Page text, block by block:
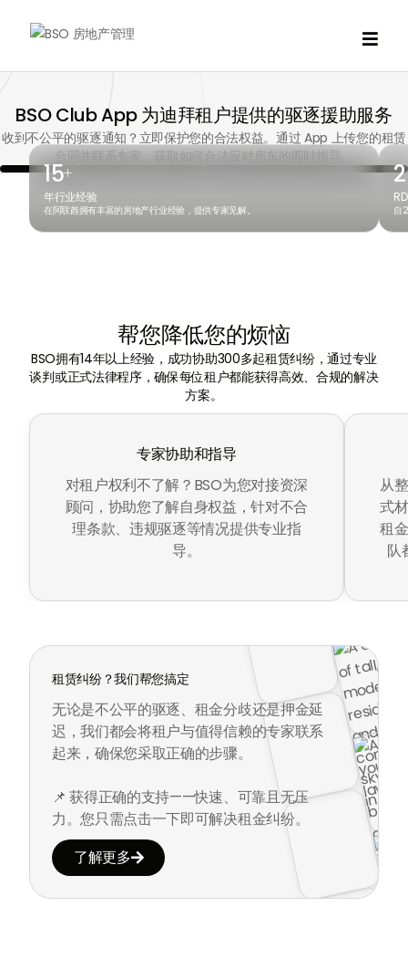

BSO Club App 为迪拜租户提供的驱逐援助服务
收到不公平的驱逐通知？立即保护您的合法权益。通过 App 上传您的租赁
合同并联系专家，获取如何合法应对房东的即时指导。
15+
年行业经验
在阿联酋拥有丰富的房地产行业经验，提供专家见解。 自
帮您降低您的烦恼
BSO拥有14年以上经验，成功协助300多起租赁纠纷，通过专业
谈判或正式法律程序，确保每位租户都能获得高效、合规的解决
方案。
专家协助和指导
对租户权利不了解？BSO为您对接资深
顾问，协助您了解自身权益，针对不合
理条款、违规驱逐等情况提供专业指
导。
从
式
租
队
租赁纠纷？我们帮您搞定
无论是不公平的驱逐、租金分歧还是押金延
迟，我们都会将租户与值得信赖的专家联系
起来，确保您采取正确的步骤。
📌 获得正确的支持——快速、可靠且无压
力。您只需点击一下即可解决租金纠纷。
了解更多